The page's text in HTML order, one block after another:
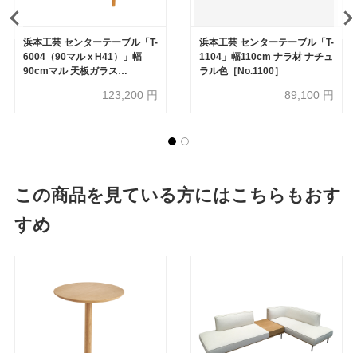
浜本工芸 センターテーブル「T-
6004（90マルｘH41）」幅
90cmマル 天板ガラス
123,200 円
浜本工芸 センターテーブル「T-
1104」幅110cm ナラ材 ナチュ
ラル色［No.1100］
89,100 円
この商品を見ている方にはこちらもおす
すめ